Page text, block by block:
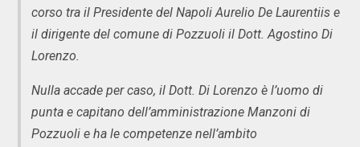
corso tra il Presidente del Napoli Aurelio De Laurentiis e
il dirigente del comune di Pozzuoli il Dott. Agostino Di
Lorenzo.
Nulla accade per caso, il Dott. Di Lorenzo è l’uomo di
punta e capitano dell’amministrazione Manzoni di
Pozzuoli e ha le competenze nell’ambito